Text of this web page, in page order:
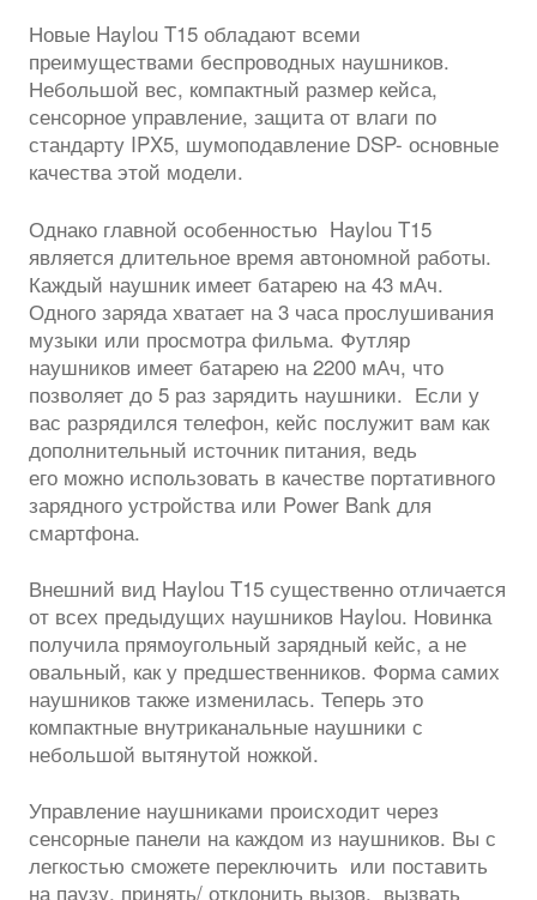
Новые Haylou T15 обладают всеми
преимуществами беспроводных наушников.
Небольшой вес, компактный размер кейса,
сенсорное управление, защита от влаги по
стандарту IPX5, шумоподавление DSP- основные
качества этой модели.
Однако главной особенностью Haylou T15
является длительное время автономной работы.
Каждый наушник имеет батарею на 43 мАч.
Одного заряда хватает на 3 часа прослушивания
музыки или просмотра фильма. Футляр
наушников имеет батарею на 2200 мАч, что
позволяет до 5 раз зарядить наушники. Если у
вас разрядился телефон, кейс послужит вам как
дополнительный источник питания, ведь
его можно использовать в качестве портативного
зарядного устройства или Power Bank для
смартфона.
Внешний вид Haylou T15 существенно отличается
от всех предыдущих наушников Haylou. Новинка
получила прямоугольный зарядный кейс, а не
овальный, как у предшественников. Форма самих
наушников также изменилась. Теперь это
компактные внутриканальные наушники с
небольшой вытянутой ножкой.
Управление наушниками происходит через
сенсорные панели на каждом из наушников. Вы с
легкостью сможете переключить или поставить
на паузу, принять/ отклонить вызов, вызвать